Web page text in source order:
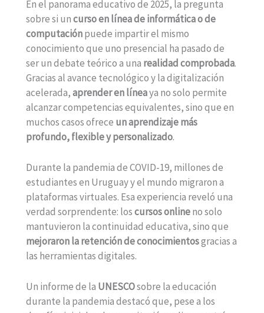
En el panorama educativo de 2025, la pregunta
sobre si uncurso en línea de informática o de
computaciónpuede impartir el mismo
conocimiento que uno presencial ha pasado de
ser un debate teórico a una realidad comprobada.
Gracias al avance tecnológico y la digitalización
acelerada,aprender en líneaya no solo permite
alcanzar competencias equivalentes, sino que en
muchos casos ofrece un aprendizaje más
profundo, flexible y personalizado.
Durante la pandemia de COVID-19, millones de
estudiantes en Uruguay y el mundo migraron a
plataformas virtuales. Esa experiencia reveló una
verdad sorprendente: loscursos onlineno solo
mantuvieron la continuidad educativa, sino que
mejoraron la retención de conocimientosgracias a
las herramientas digitales.
Un informe de la UNESCOsobre la educación
durante la pandemia destacó que, pese a los